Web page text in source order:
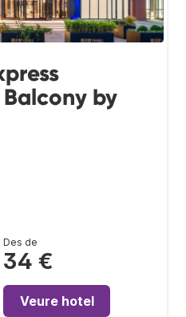
by
Des de
34 €
Veure hotel